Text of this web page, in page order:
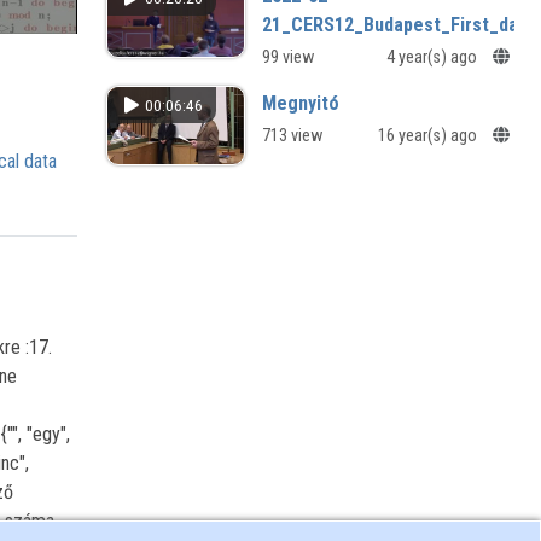
data
:17.
"egy",
99 view 4 year(s) ago
00:06:46 Megnyitó
713 view 16 year(s) ago